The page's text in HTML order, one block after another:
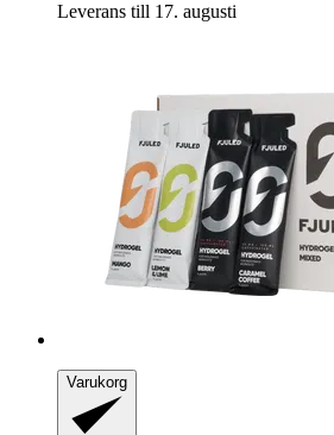
Leverans till 17. augusti
Varukorg